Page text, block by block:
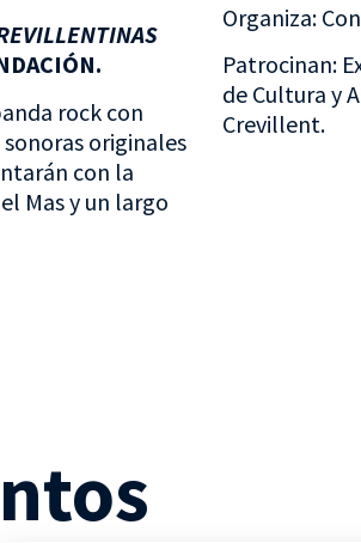
rock con
originales
con la
Mas y un largo
Organiza:
Patrocinan:
de Cultura y
Crevillent.